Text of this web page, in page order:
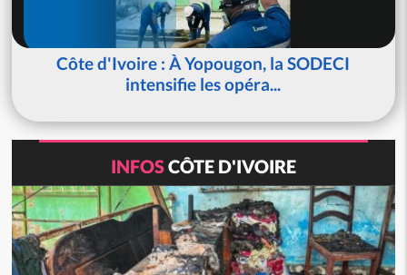
Côte d'Ivoire : À Yopougon, la SODECI
intensifie les opéra...
INFOSCÔTE D'IVOIRE